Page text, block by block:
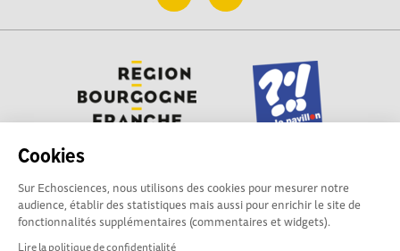
Cookies
Sur Echosciences, nous utilisons des cookies pour mesurer notre
audience, établir des statistiques mais aussi pour enrichir le site de
fonctionnalités supplémentaires (commentaires et widgets).
Lire la politique de confidentialité
Besoin d'aide pour utiliser Echosciences ? Écrivez vos
questions aux administrateurs de la plateforme
contact@pavillon-sciences.com